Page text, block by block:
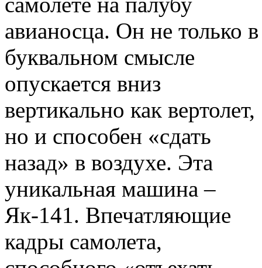
авианосца. Он не только в
буквальном смысле
опускается вниз
вертикально как вертолет,
но и способен «сдать
назад» в воздухе. Эта
уникальная машина –
Як-141. Впечатляющие
кадры самолета,